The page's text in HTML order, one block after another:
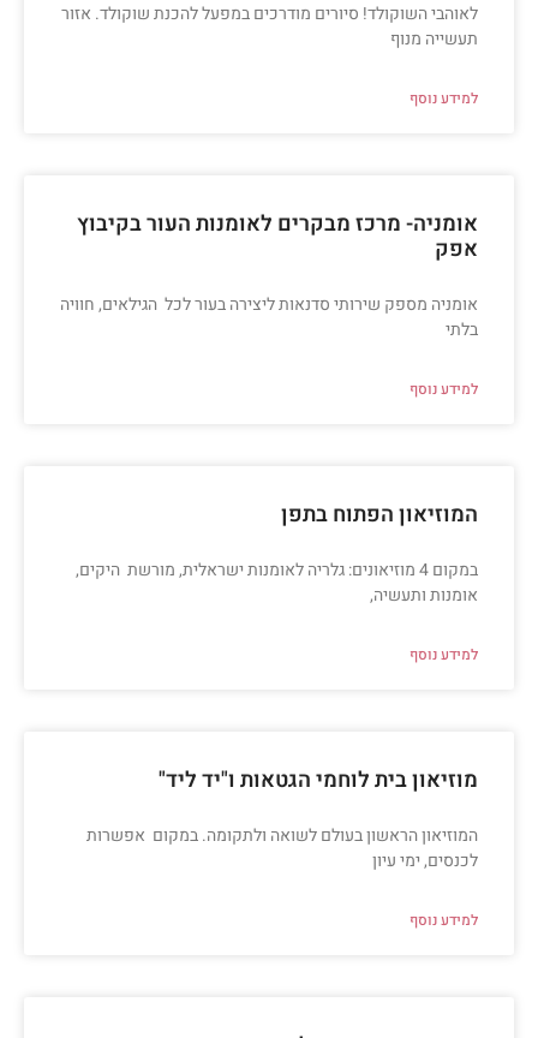
לאוהבי השוקולד! סיורים מודרכים במפעל להכנת שוקולד. אזור
תעשייה מנוף
למידע נוסף
אומניה- מרכז מבקרים לאומנות העור בקיבוץ
אפק
אומניה מספק שירותי סדנאות ליצירה בעור לכל הגילאים, חוויה
בלתי
למידע נוסף
המוזיאון הפתוח בתפן
במקום 4 מוזיאונים: גלריה לאומנות ישראלית, מורשת היקים,
אומנות ותעשיה,
למידע נוסף
מוזיאון בית לוחמי הגטאות ו"יד ליד"
המוזיאון הראשון בעולם לשואה ולתקומה. במקום אפשרות
לכנסים, ימי עיון
למידע נוסף